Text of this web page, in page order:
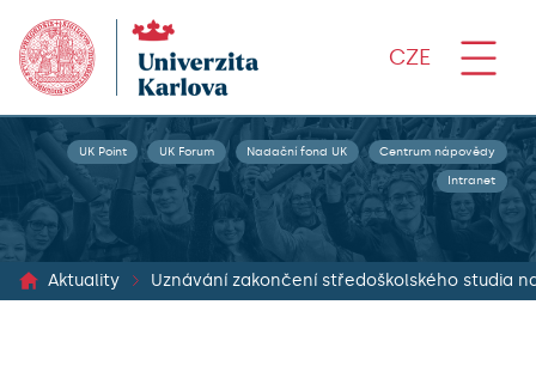
CZE
UK Point UK Forum Nadační fond UK Centrum nápovědy
Intranet
Aktuality Uznávání zakončení středoškolského studia